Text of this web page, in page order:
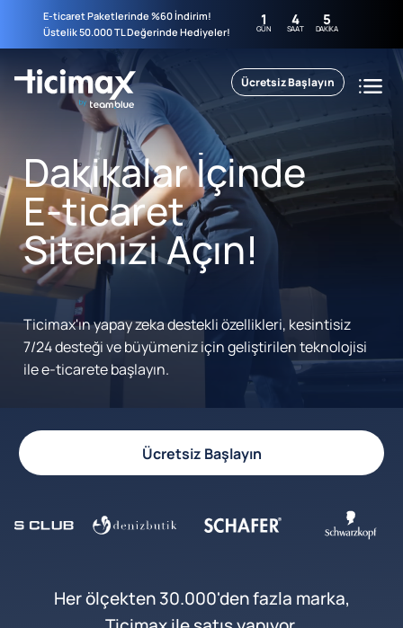
E-ticaret Paketlerinde %60 İndirim!
Üstelik 50.000 TL Değerinde Hediyeler!
1
GÜN 4
SAAT 5
DAKIKA
Ücretsiz Başlayın
Dakikalar İçinde
E-ticaret
Sitenizi Açın!
Ticimax'ın yapay zeka destekli özellikleri, kesintisiz
7/24 desteği ve büyümeniz için geliştirilen teknolojisi
ile e-ticarete başlayın.
Ücretsiz Başlayın
Her ölçekten 30.000'den fazla marka,